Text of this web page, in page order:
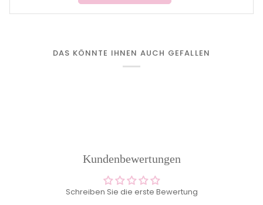
DAS KÖNNTE IHNEN AUCH GEFALLEN
Kundenbewertungen
Schreiben Sie die erste Bewertung